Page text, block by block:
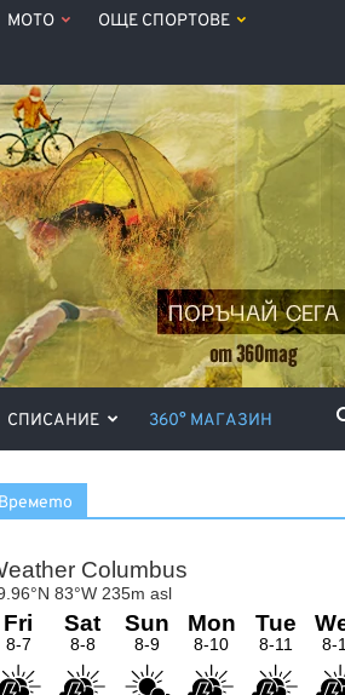
МОТО ОЩЕ СПОРТОВЕ
СПИСАНИЕ 360° МАГАЗИН